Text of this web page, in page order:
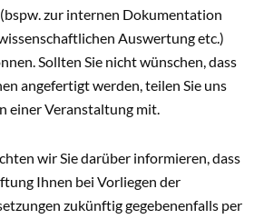
zur internen Dokumentation
Auswertung etc.)
Sollten Sie nicht wünschen, dass
angefertigt werden, teilen Sie uns
einer Veranstaltung mit.
wir Sie darüber informieren, dass
Ihnen bei Vorliegen der
zukünftig gegebenenfalls per